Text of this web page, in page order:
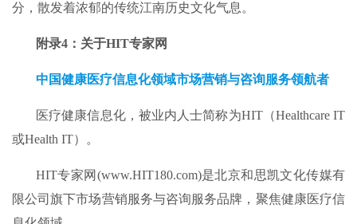
分，散发着浓郁的传统江南历史文化气息。
附录4：关于HIT专家网
中国健康医疗信息化领域市场营销与咨询服务领航者
医疗健康信息化，被业内人士简称为HIT（Healthcare IT
或Health IT）。
HIT专家网(www.HIT180.com)是北京和思凯文化传媒有
限公司旗下市场营销服务与咨询服务品牌，聚焦健康医疗信